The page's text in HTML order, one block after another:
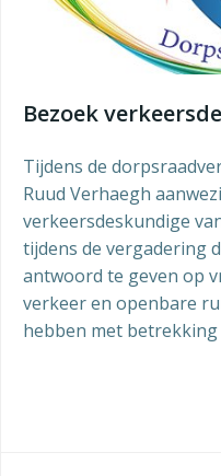
Bezoek
Tijdens de
Ruud Verhaegh
verkeersdeskundige
tijdens de vergadering
antwoord te geven op
verkeer en openbare
hebben met